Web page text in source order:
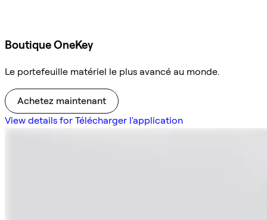
Boutique OneKey
Le portefeuille matériel le plus avancé au monde.
Achetez maintenant
View details for Télécharger l'application